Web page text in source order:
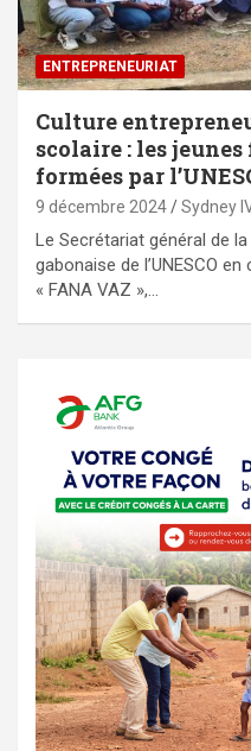
ENTREPRENEURIAT
Culture
scolaire : les
formées par
9 décembre 2024 Sydney
Le Secrétariat général de
gabonaise de l’UNESCO
« FANA VAZ »,…